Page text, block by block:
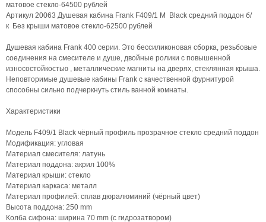
матовое стекло-64500 рублей
Артикул 20063 Душевая кабина Frank F409/1 М Black средний поддон б/
к Без крыши матовое стекло-62500 рублей
Душевая кабина Frank 400 серии. Это бессиликоновая сборка, резьбовые
соединения на смесителе и душе, двойные ролики с повышенной
износостойкостью , металлические магниты на дверях, стеклянная крыша.
Неповторимые душевые кабины Frank с качественной фурнитурой
способны сильно подчеркнуть стиль ванной комнаты.
Характеристики
Модель F409/1 Black чёрный профиль прозрачное стекло средний поддон
Модификация: угловая
Материал смесителя: латунь
Материал поддона: акрил 100%
Материал крыши: стекло
Материал каркаса: металл
Материал профилей: сплав дюралюминий (чёрный цвет)
Высота поддона: 250 mm
Колба сифона: ширина 70 mm (с гидрозатвором)